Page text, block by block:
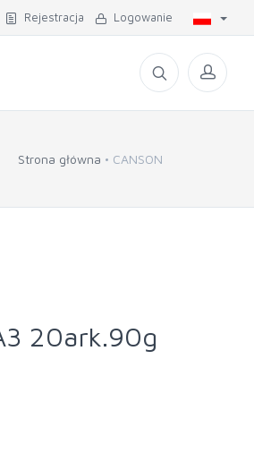
Rejestracja Logowanie
Strona główna CANSON
20ark.90g